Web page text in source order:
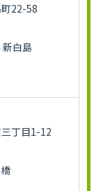
22-58
白島
丁目1-12